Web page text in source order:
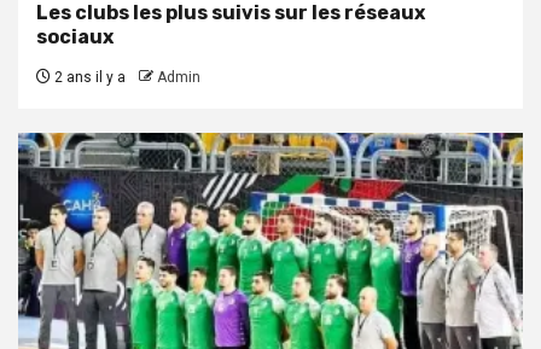
Les clubs les plus suivis sur les réseaux
sociaux
2 ans il y a Admin